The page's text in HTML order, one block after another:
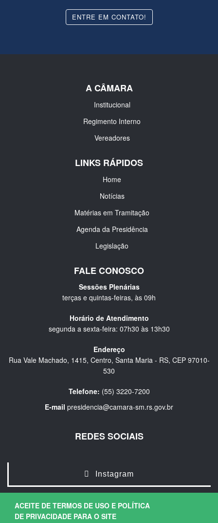
ACEITE DE TERMOS DE USO E POLÍTICA
DE PRIVACIDADE PARA O SITE
ENTRE EM CONTATO!
A CÂMARA
Institucional
Regimento Interno
Vereadores
LINKS RÁPIDOS
Home
Notícias
Matérias em Tramitação
Agenda da Presidência
Legislação
FALE CONOSCO
Sessões Plenárias
terças e quintas-feiras, às 09h
Horário de Atendimento
segunda a sexta-feira: 07h30 às 13h30
Endereço
Rua Vale Machado, 1415, Centro, Santa Maria - RS, CEP 97010-
530
Telefone: (55) 3220-7200
E-mail presidencia@camara-sm.rs.gov.br
REDES SOCIAIS
Instagram